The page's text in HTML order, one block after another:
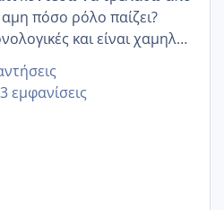
πόσο ρόλο παίζει?
και είναι χαμηλή
μου.. Είχα ήδη μια
έπρεπε να τερματιστεί
και προσπαθώ 7
εμφανίσεις